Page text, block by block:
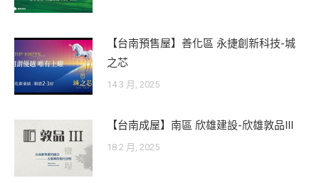
【台南預售屋】善化區 永捷創新科技-城
之芯
14 3 月, 2025
【台南成屋】南區 欣雄建設-欣雄敦品III
18 2 月, 2025